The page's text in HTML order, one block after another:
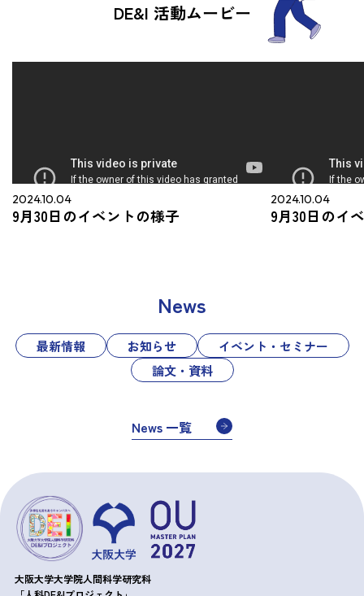
DE&I 活動ムービー
2024.10.04
9月30日のイベントの様子
2024.10.04
9月30日のイ
News
最新情報 お知らせ
イベント・セミナー
論文・資料
News 一覧
大阪大学大学院人間科学研究科